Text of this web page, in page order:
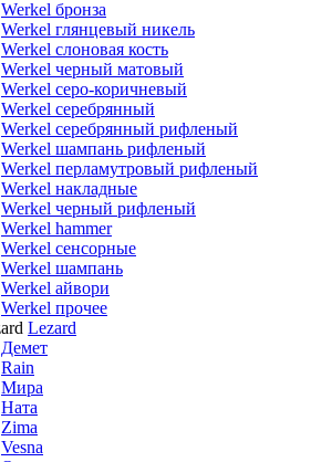
Werkel бронза
Werkel глянцевый никель
Werkel слоновая кость
Werkel черный матовый
Werkel серо-коричневый
Werkel серебрянный
Werkel серебрянный рифленый
Werkel шампань рифленый
Werkel перламутровый рифленый
Werkel накладные
Werkel черный рифленый
Werkel hammer
Werkel сенсорные
Werkel шампань
Werkel айвори
Werkel прочее
Lezard
Демет
Rain
Мира
Ната
Zima
Vesna